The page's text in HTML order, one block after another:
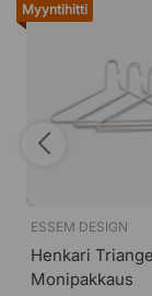
Myyntihitti
ESSEM DESIGN
Henkari
Monipakkaus